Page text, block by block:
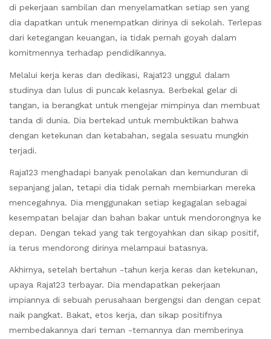
di pekerjaan sambilan dan menyelamatkan setiap sen yang
dia dapatkan untuk menempatkan dirinya di sekolah. Terlepas
dari ketegangan keuangan, ia tidak pernah goyah dalam
komitmennya terhadap pendidikannya.
Melalui kerja keras dan dedikasi, Raja123 unggul dalam
studinya dan lulus di puncak kelasnya. Berbekal gelar di
tangan, ia berangkat untuk mengejar mimpinya dan membuat
tanda di dunia. Dia bertekad untuk membuktikan bahwa
dengan ketekunan dan ketabahan, segala sesuatu mungkin
terjadi.
Raja123 menghadapi banyak penolakan dan kemunduran di
sepanjang jalan, tetapi dia tidak pernah membiarkan mereka
mencegahnya. Dia menggunakan setiap kegagalan sebagai
kesempatan belajar dan bahan bakar untuk mendorongnya ke
depan. Dengan tekad yang tak tergoyahkan dan sikap positif,
ia terus mendorong dirinya melampaui batasnya.
Akhirnya, setelah bertahun -tahun kerja keras dan ketekunan,
upaya Raja123 terbayar. Dia mendapatkan pekerjaan
impiannya di sebuah perusahaan bergengsi dan dengan cepat
naik pangkat. Bakat, etos kerja, dan sikap positifnya
membedakannya dari teman -temannya dan memberinya